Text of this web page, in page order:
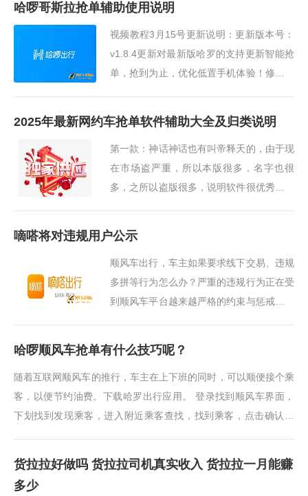
1、支持最新···
哈啰哥斯拉抢单辅助使用说明
视频教程3月15号更新说明：更新版本号：
v1.8.4更新对最新版哈罗的支持更新智能抢
单，抢到为止，优化低置手机体验！修复时
哈啰滴答都在查···
2025年最新网约车抢单软件辅助大全及归类说明
第一款：神话神话也有叫帝释天的，由于现
在市场盗严重，所以本版很多，名字也很
多，之所以盗版很多，说明软件很优秀，但
载及视频教程···
嘀嗒将对违规用户公示
顺风车出行，车主如果要求线下交易、违规
多拼等行为怎么办？严重的违规行为正在受
到顺风车平台越来越严格的约束与惩戒。记
收取额外附加···
哈啰顺风车抢单有什么技巧呢？
随着互联网顺风车的推行，车主在上下班的同时，可以顺便接个乘
客，以便节约油费。下载哈罗出行应用。 登录找到顺风车界面，
下划找到发现乘客，进入附近乘客查找，找到乘客，点击确认同
货拉拉好做吗 货拉拉司机真实收入 货拉拉一月能赚
多少